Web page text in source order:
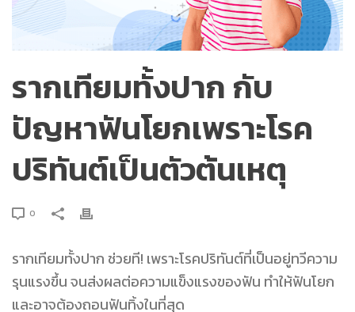
รากเทียมทั้งปาก กับ
ปัญหาฟันโยกเพราะโรค
ปริทันต์เป็นตัวต้นเหตุ
0
รากเทียมทั้งปาก ช่วยที! เพราะโรคปริทันต์ที่เป็นอยู่ทวีความ
รุนแรงขึ้น จนส่งผลต่อความแข็งแรงของฟัน ทำให้ฟันโยก
และอาจต้องถอนฟันทิ้งในที่สุด